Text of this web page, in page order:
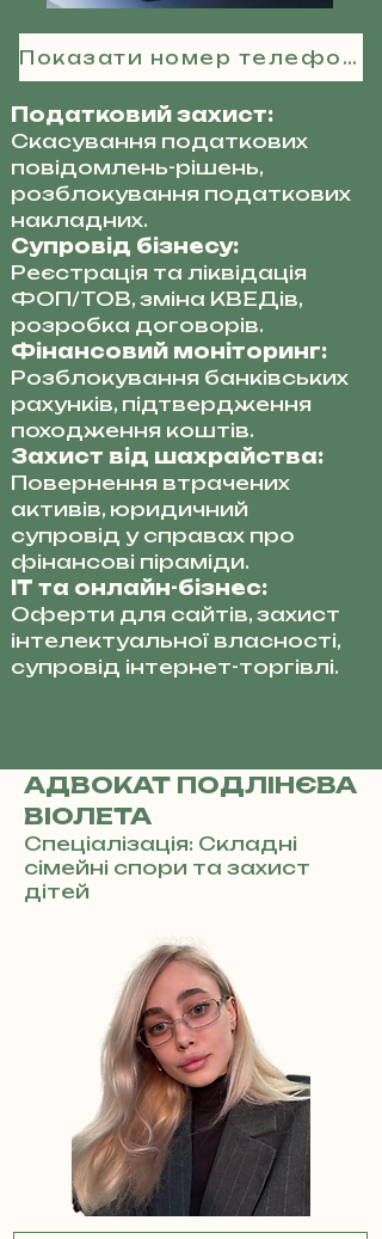
Показати номер телефону
Податковий захист:
Скасування податкових
повідомлень-рішень,
розблокування податкових
накладних.
Супровід бізнесу:
Реєстрація та ліквідація
ФОП/ТОВ, зміна КВЕДів,
розробка договорів.
Фінансовий моніторинг:
Розблокування банківських
рахунків, підтвердження
походження коштів.
Захист від шахрайства:
Повернення втрачених
активів, юридичний
супровід у справах про
фінансові піраміди.
IT та онлайн-бізнес:
Оферти для сайтів, захист
інтелектуальної власності,
супровід інтернет-торгівлі.
АДВОКАТ ПОДЛІНЄВА
ВІОЛЕТА
Спеціалізація: Складні
сімейні спори та захист
дітей